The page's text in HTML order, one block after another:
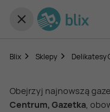
Blix Sklepy Delikatesy
Obejrzyj najnowszą
Centrum, Gazetka,